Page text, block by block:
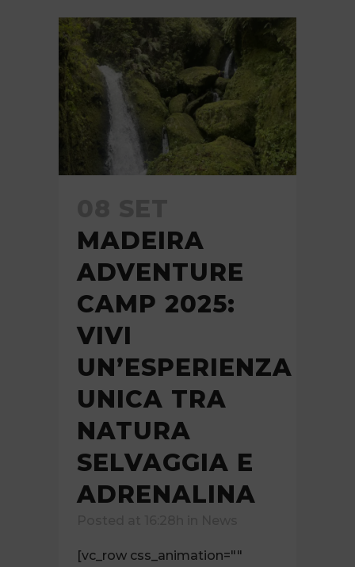
MADEIRA
ADVENTURE
CAMP 2025:
VIVI
UN’ESPERIENZA
UNICA TRA
NATURA
SELVAGGIA E
ADRENALINA
[vc_row css_animation=""